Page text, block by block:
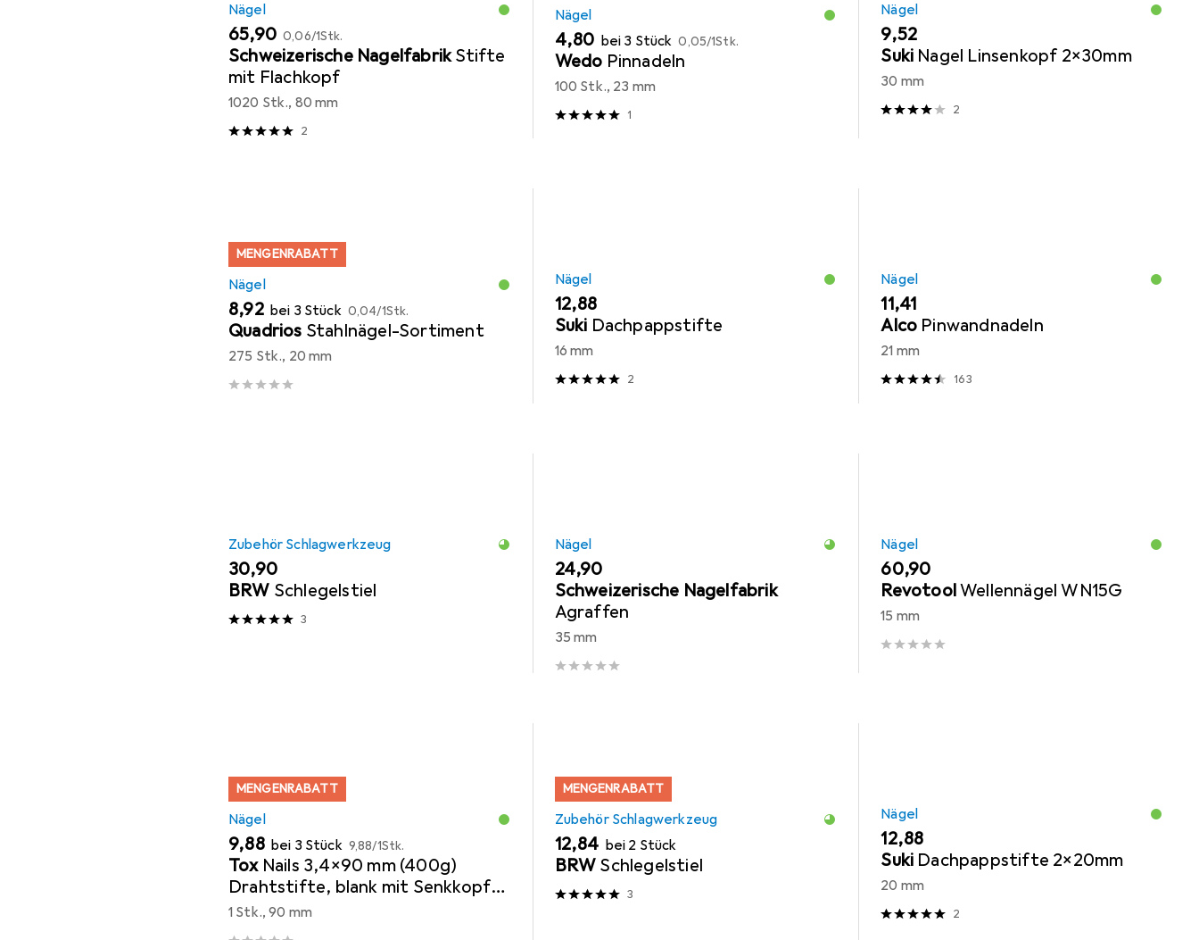
Nägel
EUR
65,90 EUR
0,06/1Stk.
Schweizerische NagelfabrikStifte
mit Flachkopf
1020 Stk., 80 mm
2
Nägel
EUR
4,80 bei 3 Stück EUR
0,05/1Stk.
Wedo Pinnadeln
100 Stk., 23 mm
1
Nägel
EUR
9,52
Suki Nagel Linsenkopf 2x30mm
30 mm
2
MENGENRABATT
Nägel
EUR
8,92 bei 3 Stück EUR
0,04/1Stk.
Quadrios Stahlnägel-Sortiment
275 Stk., 20 mm
Nägel
EUR
12,88
Suki Dachpappstifte
16 mm
2
Nägel
EUR
11,41
Alco Pinwandnadeln
21 mm
163
Zubehör Schlagwerkzeug
EUR
30,90
BRW Schlegelstiel
3
Nägel
EUR
24,90
Schweizerische Nagelfabrik
Agraffen
35 mm
Nägel
EUR
60,90
RevotoolWellennägel WN15G
15 mm
MENGENRABATT
Nägel
EUR
9,88 bei 3 Stück EUR
9,88/1Stk.
Tox Nails 3,4x90 mm (400g)
Drahtstifte, blank mit Senkkopf
(DIN 1151)
1 Stk., 90 mm
MENGENRABATT
Zubehör Schlagwerkzeug
EUR
12,84 bei 2 Stück
BRW Schlegelstiel
3
Nägel
EUR
12,88
Suki Dachpappstifte 2x20mm
20 mm
2